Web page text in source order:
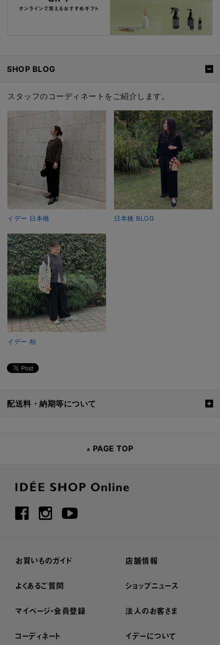
SHOP BLOG
スタッフのコーディネートをご紹介します。
イデー 日本橋 日本橋 BLOG
イデー 柏
配送料・納期等について
PAGE TOP
お買いものガイド
よくあるご質問
マイページ・会員登録
コーディネート
店舗情報
ショップニュース
法人のお客さま
イデーについて